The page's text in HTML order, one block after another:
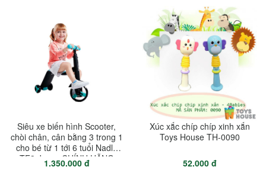
Siêu xe biến hình Scooter,
chòi chân, cân bằng 3 trong 1
cho bé từ 1 tới 6 tuổi Nadle
TF3 Joovy CHÍNH HÃNG
1.350.000 đ
Xúc xắc chíp chíp xinh xắn
Toys House TH-0090
52.000 đ